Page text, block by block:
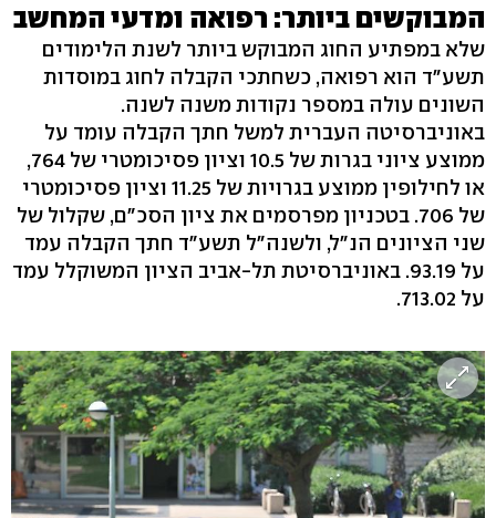
המבוקשים ביותר: רפואה ומדעי המחשב
שלא במפתיע החוג המבוקש ביותר לשנת הלימודים
תשע"ד הוא רפואה, כשחתכי הקבלה לחוג במוסדות
השונים עולה במספר נקודות משנה לשנה.
באוניברסיטה העברית למשל חתך הקבלה עומד על
ממוצע ציוני בגרות של 10.5 וציון פסיכומטרי של 764,
או לחילופין ממוצע בגרויות של 11.25 וציון פסיכומטרי
של 706. בטכניון מפרסמים את ציון הסכ"ם, שקלול של
שני הציונים הנ"ל, ולשנה"ל תשע"ד חתך הקבלה עמד
על 93.19. באוניברסיטת תל-אביב הציון המשוקלל עמד
על 713.02.